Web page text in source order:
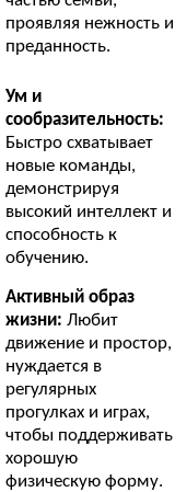
проявляя нежность и
преданность.
Ум и
сообразительность:
Быстро схватывает
новые команды,
демонстрируя
высокий интеллект и
способность к
обучению.
Активный образ
жизни: Любит
движение и простор,
нуждается в
регулярных
прогулках и играх,
чтобы поддерживать
хорошую
физическую форму.